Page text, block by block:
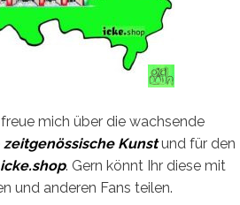
mich über die wachsende
zeitgenössische Kunstund für den
icke.shop. Gern könnt Ihr diese mit
und anderen Fans teilen.